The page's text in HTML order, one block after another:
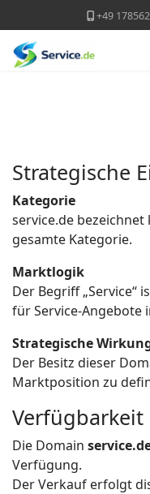
+49
Strategische
Kategorie
service.de
gesamte Kategorie.
Marktlogik
Der Begriff „Service“
für Service-Angebote
Strategische
Der Besitz dieser
Marktposition zu
Verfügbarkeit
Die Domain
Verfügung.
Der Verkauf erfolgt